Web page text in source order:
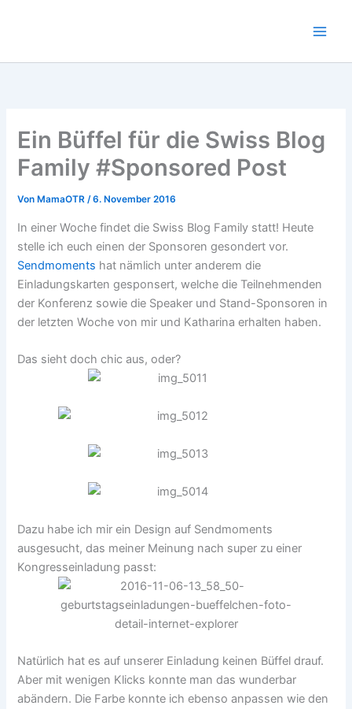
Ein Büffel für die Swiss Blog
Family #Sponsored Post
Von MamaOTR/6. November 2016
In einer Woche findet die Swiss Blog Family statt! Heute
stelle ich euch einen der Sponsoren gesondert vor.
Sendmoments hat nämlich unter anderem die
Einladungskarten gesponsert, welche die Teilnehmenden
der Konferenz sowie die Speaker und Stand-Sponsoren in
der letzten Woche von mir und Katharina erhalten haben.
Das sieht doch chic aus, oder?
Dazu habe ich mir ein Design auf Sendmoments
ausgesucht, das meiner Meinung nach super zu einer
Kongresseinladung passt:
Natürlich hat es auf unserer Einladung keinen Büffel drauf.
Aber mit wenigen Klicks konnte man das wunderbar
abändern. Die Farbe konnte ich ebenso anpassen wie den